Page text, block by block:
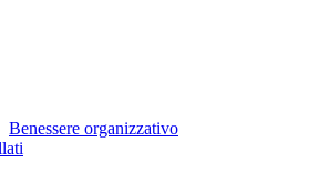
Benessere organizzativo